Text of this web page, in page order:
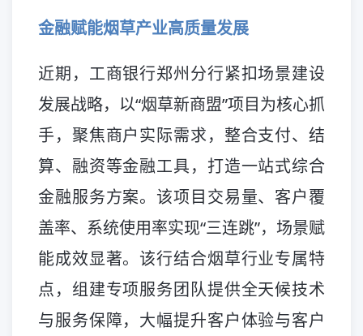
金融赋能烟草产业高质量发展
近期，工商银行郑州分行紧扣场景建设
发展战略，以“烟草新商盟”项目为核心抓
手，聚焦商户实际需求，整合支付、结
算、融资等金融工具，打造一站式综合
金融服务方案。该项目交易量、客户覆
盖率、系统使用率实现“三连跳”，场景赋
能成效显著。该行结合烟草行业专属特
点，组建专项服务团队提供全天候技术
与服务保障，大幅提升客户体验与客户